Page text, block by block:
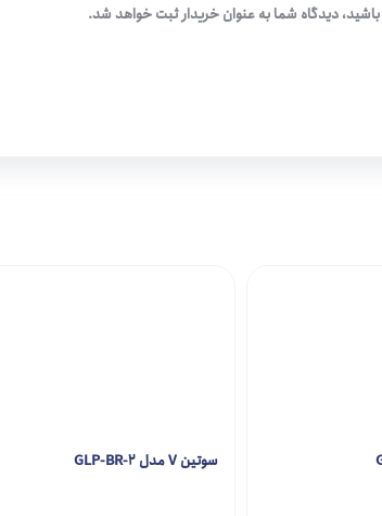
دیدگاه شما به عنوان خریدار ثبت خواهد شد.
سوتین V مدل GLP-BR-2